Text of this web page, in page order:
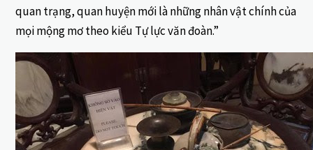
quan trạng, quan huyện mới là những nhân vật chính của
mọi mộng mơ theo kiểu Tự lực văn đoàn.”